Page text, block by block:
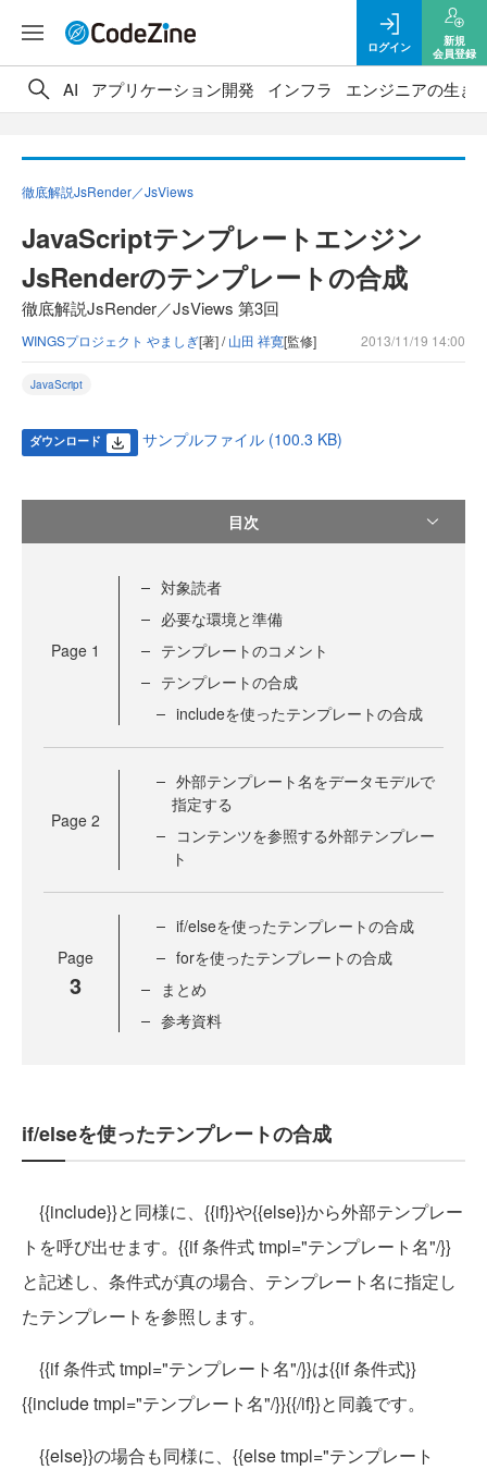
ログイン
新規
会員登録
AI アプリケーション開発 インフラ エンジニアの生き
徹底解説JsRender／JsViews
JavaScriptテンプレートエンジン
JsRenderのテンプレートの合成
徹底解説JsRender／JsViews 第3回
WINGSプロジェクト やましぎ[著] /山田 祥寛[監修] 2013/11/19 14:00
JavaScript
ダウンロード サンプルファイル (100.3 KB)
目次
Page 1
対象読者
必要な環境と準備
テンプレートのコメント
テンプレートの合成
includeを使ったテンプレートの合成
Page 2
外部テンプレート名をデータモデルで
指定する
コンテンツを参照する外部テンプレー
ト
Page
3
if/elseを使ったテンプレートの合成
forを使ったテンプレートの合成
まとめ
参考資料
if/elseを使ったテンプレートの合成
{{include}}と同様に、{{if}}や{{else}}から外部テンプレー
トを呼び出せます。{{if 条件式 tmpl="テンプレート名"/}}
と記述し、条件式が真の場合、テンプレート名に指定し
たテンプレートを参照します。
{{if 条件式 tmpl="テンプレート名"/}}は{{if 条件式}}
{{include tmpl="テンプレート名"/}}{{/if}}と同義です。
{{else}}の場合も同様に、{{else tmpl="テンプレート